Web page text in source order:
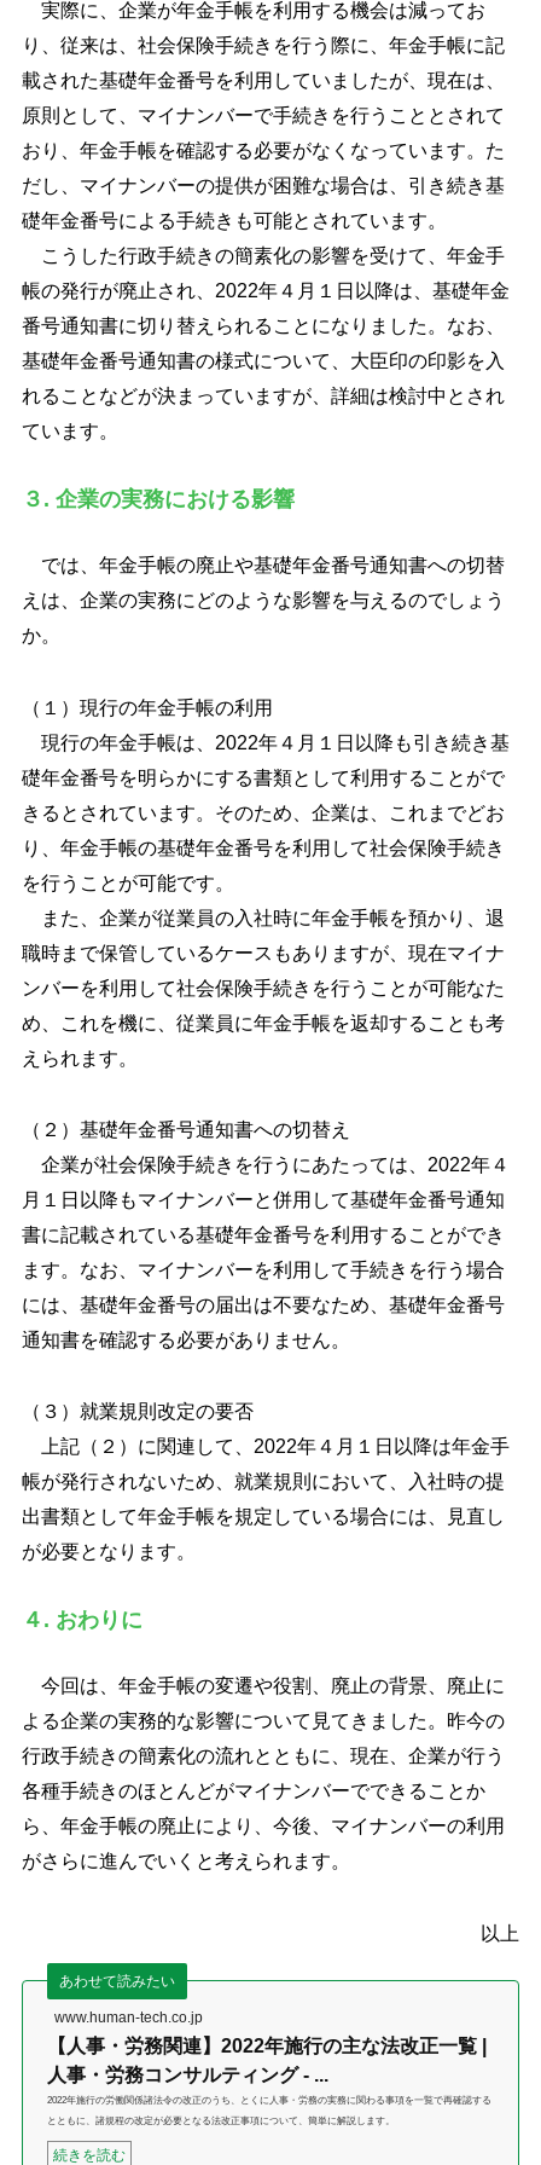
実際に、企業が年金手帳を利用する機会は減ってお
り、従来は、社会保険手続きを行う際に、年金手帳に記
載された基礎年金番号を利用していましたが、現在は、
原則として、マイナンバーで手続きを行うこととされて
おり、年金手帳を確認する必要がなくなっています。た
だし、マイナンバーの提供が困難な場合は、引き続き基
礎年金番号による手続きも可能とされています。
こうした行政手続きの簡素化の影響を受けて、年金手
帳の発行が廃止され、2022年４月１日以降は、基礎年金
番号通知書に切り替えられることになりました。なお、
基礎年金番号通知書の様式について、大臣印の印影を入
れることなどが決まっていますが、詳細は検討中とされ
ています。
３. 企業の実務における影響
では、年金手帳の廃止や基礎年金番号通知書への切替
えは、企業の実務にどのような影響を与えるのでしょう
か。
（１）現行の年金手帳の利用
現行の年金手帳は、2022年４月１日以降も引き続き基
礎年金番号を明らかにする書類として利用することがで
きるとされています。そのため、企業は、これまでどお
り、年金手帳の基礎年金番号を利用して社会保険手続き
を行うことが可能です。
また、企業が従業員の入社時に年金手帳を預かり、退
職時まで保管しているケースもありますが、現在マイナ
ンバーを利用して社会保険手続きを行うことが可能なた
め、これを機に、従業員に年金手帳を返却することも考
えられます。
（２）基礎年金番号通知書への切替え
企業が社会保険手続きを行うにあたっては、2022年４
月１日以降もマイナンバーと併用して基礎年金番号通知
書に記載されている基礎年金番号を利用することができ
ます。なお、マイナンバーを利用して手続きを行う場合
には、基礎年金番号の届出は不要なため、基礎年金番号
通知書を確認する必要がありません。
（３）就業規則改定の要否
上記（２）に関連して、2022年４月１日以降は年金手
帳が発行されないため、就業規則において、入社時の提
出書類として年金手帳を規定している場合には、見直し
が必要となります。
４. おわりに
今回は、年金手帳の変遷や役割、廃止の背景、廃止に
よる企業の実務的な影響について見てきました。昨今の
行政手続きの簡素化の流れとともに、現在、企業が行う
各種手続きのほとんどがマイナンバーでできることか
ら、年金手帳の廃止により、今後、マイナンバーの利用
がさらに進んでいくと考えられます。
以上
www.human-tech.co.jp
あわせて読みたい
【人事・労務関連】2022年施行の主な法改正一覧 |
人事・労務コンサルティング - ...
2022年施行の労働関係諸法令の改正のうち、とくに人事・労務の実務に関わる事項を一覧で再確認する
とともに、諸規程の改定が必要となる法改正事項について、簡単に解説します。
続きを読む